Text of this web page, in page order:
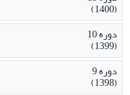
(1400)
دوره 10
(1399)
دوره 9
(1398)